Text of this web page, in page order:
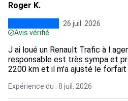
Roger K.
26 juil. 2026
Avis vérifié
J ai loué un Renault Trafic à l
responsable est très sympa et
2200 km et il m'a ajusté le forfait
Expérience du : 8 juil. 2026